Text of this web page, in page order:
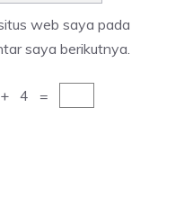
web saya pada
saya berikutnya.
4 =